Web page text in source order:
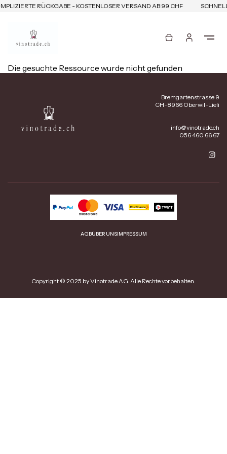
RÜCKGABE - KOSTENLOSER VERSAND AB 99 CHF
Die gesuchte Ressource wurde nicht gefunden
Bremgartenstrasse 9
CH-8966 Oberwil-Lieli
info@vinotrade.ch
056 460 66 67
AGBÜBER UNSIMPRESSUM
Copyright © 2025 by Vinotrade AG. Alle Rechte vorbehalten.